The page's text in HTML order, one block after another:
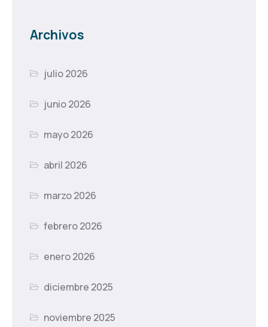
Archivos
julio 2026
junio 2026
mayo 2026
abril 2026
marzo 2026
febrero 2026
enero 2026
diciembre 2025
noviembre 2025